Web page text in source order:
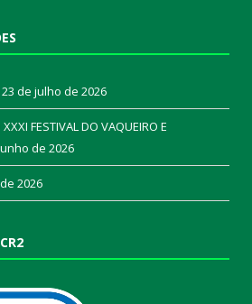
23 de julho de 2026
FESTIVAL DO VAQUEIRO E
de 2026
2026